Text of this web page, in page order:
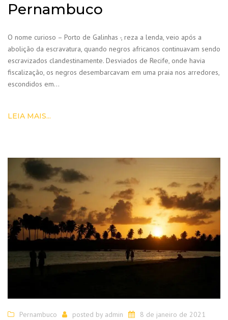
Pernambuco
O nome curioso – Porto de Galinhas -, reza a lenda, veio após a
abolição da escravatura, quando negros africanos continuavam sendo
escravizados clandestinamente. Desviados de Recife, onde havia
fiscalização, os negros desembarcavam em uma praia nos arredores,
escondidos em…
LEIA MAIS...
Pernambuco posted by admin 8 de janeiro de 2021